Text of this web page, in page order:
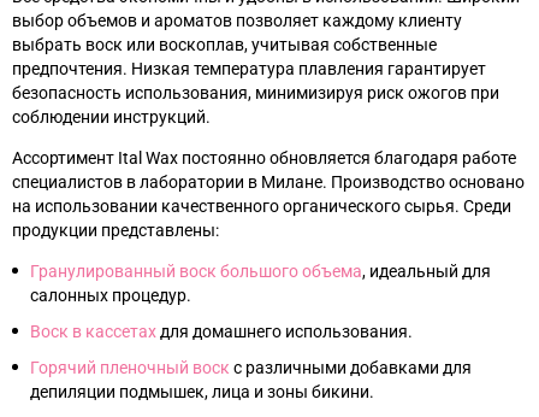
выбор объемов и ароматов позволяет каждому клиенту
выбрать воск или воскоплав, учитывая собственные
предпочтения. Низкая температура плавления гарантирует
безопасность использования, минимизируя риск ожогов при
соблюдении инструкций.
Ассортимент Ital Wax постоянно обновляется благодаря работе
специалистов в лаборатории в Милане. Производство основано
на использовании качественного органического сырья. Среди
продукции представлены:
Гранулированный воск большого объема, идеальный для
салонных процедур.
Воск в кассетах для домашнего использования.
Горячий пленочный воск с различными добавками для
депиляции подмышек, лица и зоны бикини.